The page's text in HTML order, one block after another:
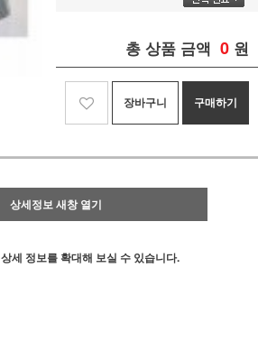
총 상품 금액 0 원
장바구니 구매하기
상세정보 새창 열기
상세 정보를 확대해 보실 수 있습니다.